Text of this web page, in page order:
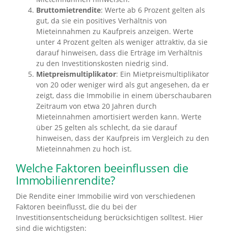
Bruttomietrendite: Werte ab 6 Prozent gelten als
gut, da sie ein positives Verhältnis von
Mieteinnahmen zu Kaufpreis anzeigen. Werte
unter 4 Prozent gelten als weniger attraktiv, da sie
darauf hinweisen, dass die Erträge im Verhältnis
zu den Investitionskosten niedrig sind.
Mietpreismultiplikator: Ein Mietpreismultiplikator
von 20 oder weniger wird als gut angesehen, da er
zeigt, dass die Immobilie in einem überschaubaren
Zeitraum von etwa 20 Jahren durch
Mieteinnahmen amortisiert werden kann. Werte
über 25 gelten als schlecht, da sie darauf
hinweisen, dass der Kaufpreis im Vergleich zu den
Mieteinnahmen zu hoch ist.
Welche Faktoren beeinflussen die
Immobilienrendite?
Die Rendite einer Immobilie wird von verschiedenen
Faktoren beeinflusst, die du bei der
Investitionsentscheidung berücksichtigen solltest. Hier
sind die wichtigsten: